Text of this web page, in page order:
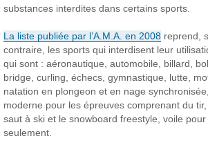
substances interdites dans certains sports.
La liste publiée par l’A.M.A. en 2008 reprend,
contraire, les sports qui interdisent leur
qui sont : aéronautique, automobile, billard,
bridge, curling, échecs, gymnastique, lutte,
natation en plongeon et en nage
moderne pour les épreuves comprenant du
saut à ski et le snowboard freestyle, voile
seulement.